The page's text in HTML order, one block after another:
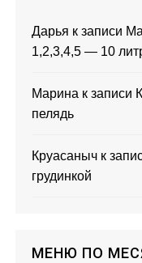
Дарья к записи
1,2,3,4,5 — 10
Марина к записи
пелядь
Круасаныч к
грудинкой
МЕНЮ ПО